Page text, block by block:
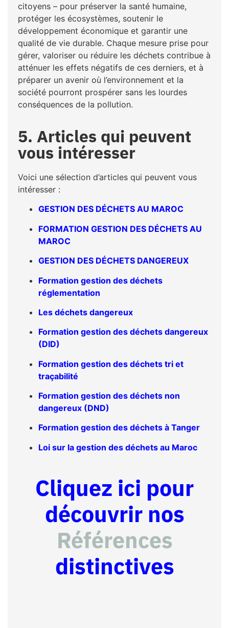
citoyens – pour préserver la santé humaine,
protéger les écosystèmes, soutenir le
développement économique et garantir une
qualité de vie durable. Chaque mesure prise pour
gérer, valoriser ou réduire les déchets contribue à
atténuer les effets négatifs de ces derniers, et à
préparer un avenir où l’environnement et la
société pourront prospérer sans les lourdes
conséquences de la pollution.
5. Articles qui peuvent
vous intéresser
Voici une sélection d’articles qui peuvent vous
intéresser :
GESTION DES DÉCHETS AU MAROC
FORMATION GESTION DES DÉCHETS AU
MAROC
GESTION DES DÉCHETS DANGEREUX
Formation gestion des déchets
réglementation
Les déchets dangereux
Formation gestion des déchets dangereux
(DID)
Formation gestion des déchets tri et
traçabilité
Formation gestion des déchets non
dangereux (DND)
Formation gestion des déchets à Tanger
Loi sur la gestion des déchets au Maroc
Cliquez ici pour
découvrir nos
Références
distinctives